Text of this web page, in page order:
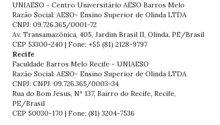
UNIAESO - Centro Universitário AESO Barros Melo
Razão Social: AESO- Ensino Superior de Olinda LTDA
CNPJ: 09.726.365/0001-72
Av. Transamazônica, 405, Jardim Brasil II, Olinda, PE/Brasil
CEP 53300-240 | Fone: +55 (81) 2128-9797
Recife
Faculdade Barros Melo Recife - UNIAESO
Razão Social: AESO- Ensino Superior de Olinda LTDA
CNPJ: CNPJ: 09.726.365/0003-34
Rua do Bom Jesus, Nº 137, Bairro do Recife, Recife,
PE/Brasil
CEP 50030-170 | Fone: (81) 3204-7536